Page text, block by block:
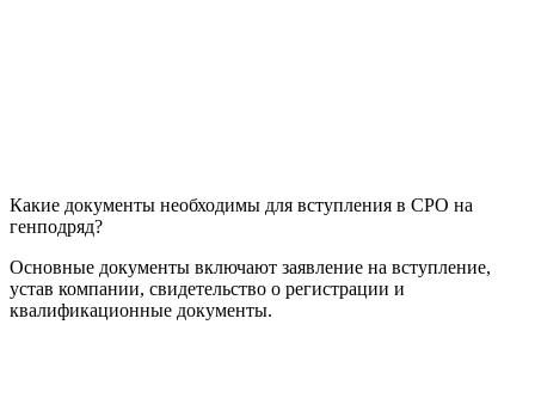
Какие документы необходимы для вступления в СРО на
генподряд?
Основные документы включают заявление на вступление,
устав компании, свидетельство о регистрации и
квалификационные документы.